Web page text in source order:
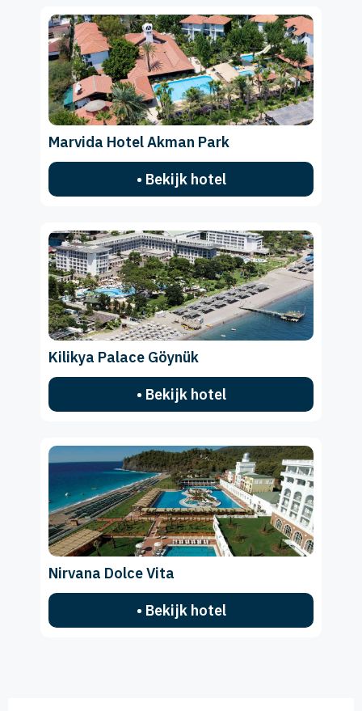
Marvida Hotel Akman Park
• Bekijk hotel
Kilikya Palace Göynük
• Bekijk hotel
Nirvana Dolce Vita
• Bekijk hotel